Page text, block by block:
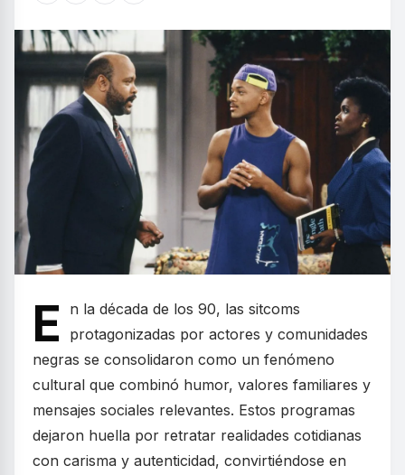
E
n la década de los 90, las sitcoms
protagonizadas por actores y comunidades
negras se consolidaron como un fenómeno
cultural que combinó humor, valores familiares y
mensajes sociales relevantes. Estos programas
dejaron huella por retratar realidades cotidianas
con carisma y autenticidad, convirtiéndose en